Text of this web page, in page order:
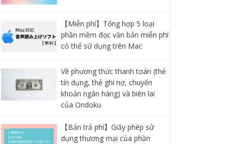
【Miễn phí】Tổng hợp 5 loại
phần mềm đọc văn bản miễn phí
có thể sử dụng trên Mac
Về phương thức thanh toán (thẻ
tín dụng, thẻ ghi nợ, chuyển
khoản ngân hàng) và biên lai
của Ondoku
【Bản trả phí】Giấy phép sử
dụng thương mại của phần